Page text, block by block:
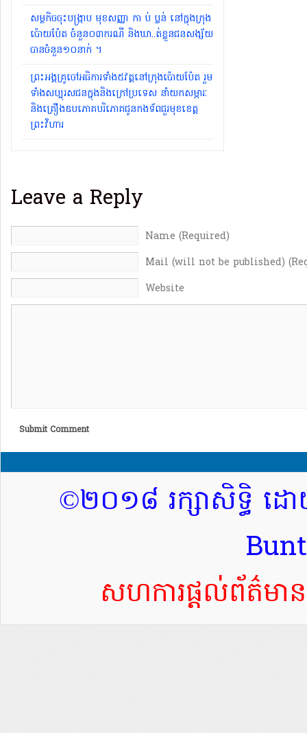
សម្ថកិចចុះបង្រ្កាប មុខសញ្ញា កា ប់ ប្លន់ នៅក្នុងក្រុង
ប៉ោយប៉ែត ចំនួន០៣ករណី និងឃា..ត់ខ្លួនជនសង្ស័យ
បានចំនួន១០នាក់ ។
ព្រះអង្គគ្រូចៅអធិការទាំង៥វត្តនៅក្រុងប៉ោយប៉ែត រួម
ទាំងសប្បុរសជនក្នុងនិងក្រៅប្រទេស នាំយកសម្ភារៈ
និងគ្រឿងឧបភោគបរិភោគជូនកងទ័ពជួរមុខខេត្ត
ព្រះវិហារ
Leave a Reply
Name (Required)
Mail (will not be published)
Website
Submit Comment
©២០១៨ រក្សាសិទ្ធិ
សហការផ្តល់ព័ត៌ម